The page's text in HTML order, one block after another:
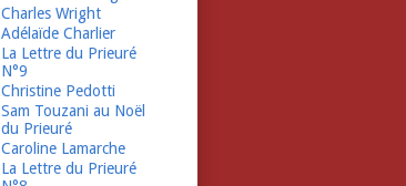
Charles Wright
Adélaïde Charlier
La Lettre du Prieuré
N°9
Christine Pedotti
Sam Touzani au Noël
du Prieuré
Caroline Lamarche
La Lettre du Prieuré